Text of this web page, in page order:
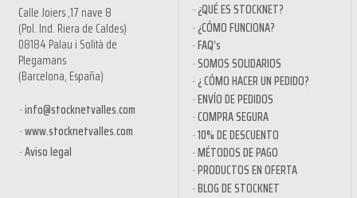
Calle Joiers ,17 nave 8
(Pol. Ind. Riera de Caldes)
08184 Palau i Solità de
Plegamans
(Barcelona, España)
info@stocknetvalles.com
www.stocknetvalles.com
Aviso legal
¿QUÉ ES STOCKNET?
¿CÓMO FUNCIONA?
FAQ’s
SOMOS SOLIDARIOS
¿ CÓMO HACER UN PEDIDO?
ENVÍO DE PEDIDOS
COMPRA SEGURA
10% DE DESCUENTO
MÉTODOS DE PAGO
PRODUCTOS EN OFERTA
BLOG DE STOCKNET